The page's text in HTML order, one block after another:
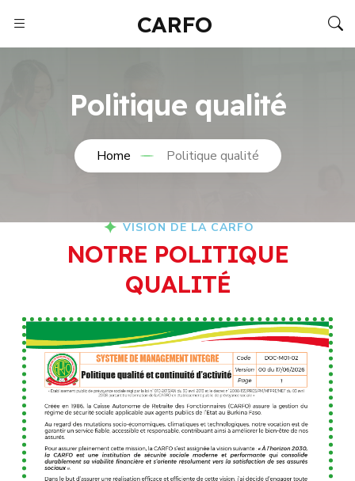
CARFO
Politique qualité
Home Politique qualité
VISION DE LA CARFO
NOTRE POLITIQUE
QUALITÉ